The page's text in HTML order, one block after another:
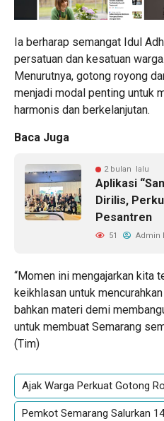
Ia berharap semangat Idul
persatuan dan kesatuan warga.
Menurutnya, gotong royong
menjadi modal penting untuk
harmonis dan berkelanjutan.
Baca Juga
2 bulan lalu
Aplikasi
Dirilis,
Pesantren
51 Admin
“Momen ini mengajarkan kita
keikhlasan untuk
bahkan materi demi
untuk membuat Semarang
(Tim)
Ajak Warga Perkuat Gotong
Pemkot Semarang Salurkan